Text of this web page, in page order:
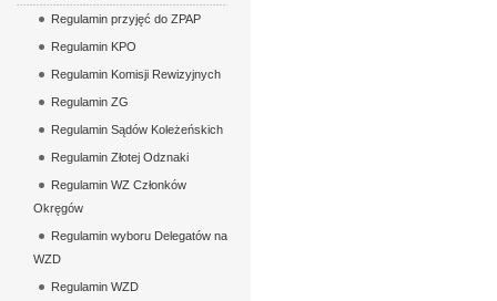
Regulamin przyjęć do ZPAP
Regulamin KPO
Regulamin Komisji Rewizyjnych
Regulamin ZG
Regulamin Sądów Koleżeńskich
Regulamin Złotej Odznaki
Regulamin WZ Członków
Okręgów
Regulamin wyboru Delegatów na
WZD
Regulamin WZD